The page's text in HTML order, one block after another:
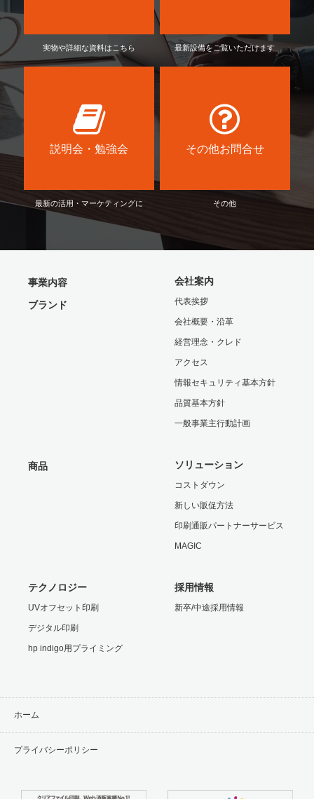
実物や詳細な資料はこちら 最新設備をご覧いただけます
説明会・勉強会
最新の活用・マーケティングに
その他お問合せ
その他
事業内容
ブランド
会社案内
代表挨拶
会社概要・沿革
経営理念・クレド
アクセス
情報セキュリティ基本方針
品質基本方針
一般事業主行動計画
商品 ソリューション
コストダウン
新しい販促方法
印刷通販パートナーサービス
MAGIC
テクノロジー
UVオフセット印刷
デジタル印刷
hp indigo用プライミング
採用情報
新卒/中途採用情報
ホーム
プライバシーポリシー